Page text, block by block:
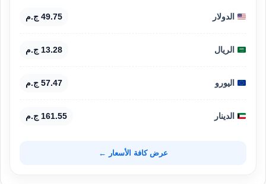
الدولار 49.75 ج.م
الريال 13.28 ج.م
اليورو 57.47 ج.م
الدينار 161.55 ج.م
عرض كافة الأسعار ←